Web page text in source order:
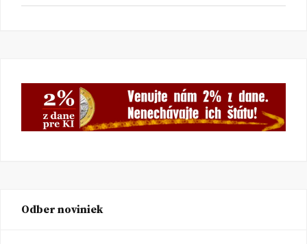
Odber noviniek